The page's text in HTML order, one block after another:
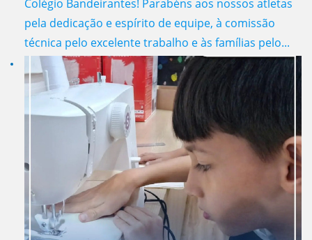
Colégio Bandeirantes! Parabéns aos nossos atletas
pela dedicação e espírito de equipe, à comissão
técnica pelo excelente trabalho e às famílias pelo...